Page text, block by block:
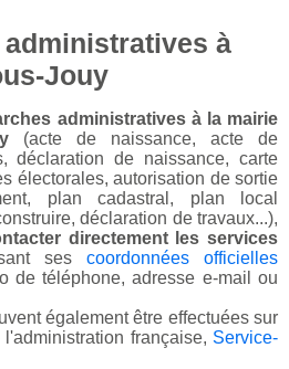
administratives à
Jouy
administratives à la mairie
(acte de naissance, acte de
déclaration de naissance, carte
électorales, autorisation de sortie
plan cadastral, plan local
déclaration de travaux...),
directement les services
ses coordonnées officielles
de téléphone, adresse e-mail ou
également être effectuées sur
française, Service-